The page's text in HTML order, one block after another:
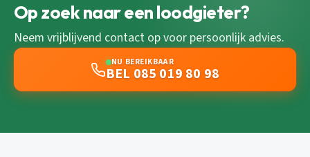
Op zoek naar een loodgieter?
Neem vrijblijvend contact op voor persoonlijk advies.
NU BEREIKBAAR
BEL 085 019 80 98